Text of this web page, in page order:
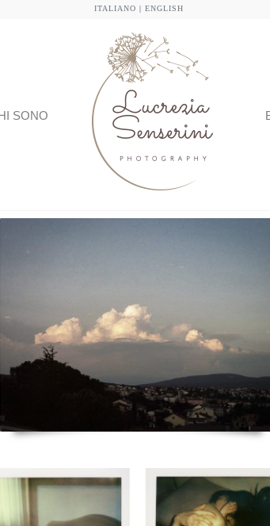
ITALIANO | ENGLISH
SONO